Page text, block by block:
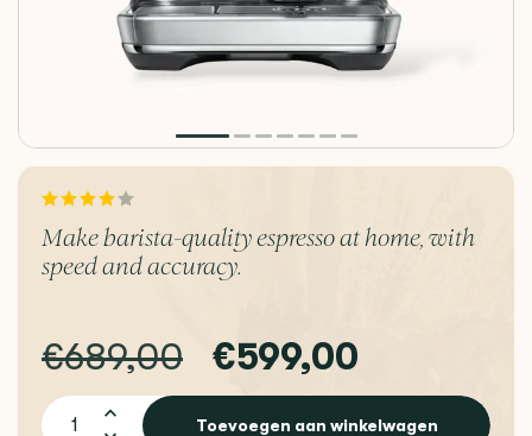
Make barista-quality espresso at home, with
speed and accuracy.
€689,00 €599,00
Toevoegen aan winkelwagen